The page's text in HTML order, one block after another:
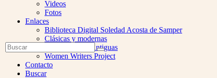
Videos
Fotos
Enlaces
Biblioteca Digital Soledad Acosta de Samper
Clásicas y modernas
Colección Las Antiguas
Women Writers Project
Contacto
Buscar
Open
Mobile
Menu
Buscar
Enviar